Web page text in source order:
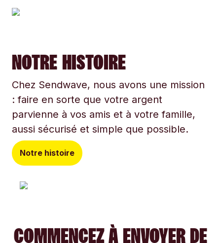
NOTRE HISTOIRE
Chez Sendwave, nous avons une mission
: faire en sorte que votre argent
parvienne à vos amis et à votre famille,
aussi sécurisé et simple que possible.
Notre histoire
COMMENCEZ À ENVOYER DE